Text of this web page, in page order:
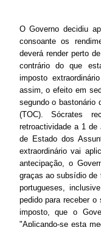
O Governo decidiu
consoante os
deverá render perto
contrário do que
imposto
assim, o efeito em
segundo o bastonário
(TOC). Sócrates
retroactividade a 1 de
de Estado dos
extraordinário vai
antecipação, o
graças ao subsídio de
portugueses,
pedido para receber
imposto, que o
"Aplicando-se esta